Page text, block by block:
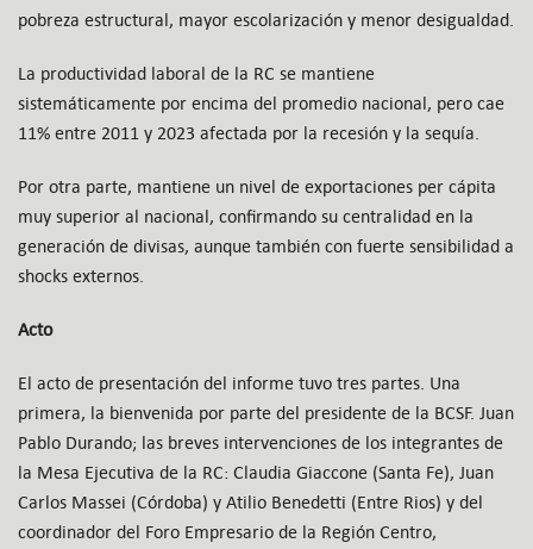
pobreza estructural, mayor escolarización y menor desigualdad.
La productividad laboral de la RC se mantiene
sistemáticamente por encima del promedio nacional, pero cae
11% entre 2011 y 2023 afectada por la recesión y la sequía.
Por otra parte, mantiene un nivel de exportaciones per cápita
muy superior al nacional, confirmando su centralidad en la
generación de divisas, aunque también con fuerte sensibilidad a
shocks externos.
Acto
El acto de presentación del informe tuvo tres partes. Una
primera, la bienvenida por parte del presidente de la BCSF. Juan
Pablo Durando; las breves intervenciones de los integrantes de
la Mesa Ejecutiva de la RC: Claudia Giaccone (Santa Fe), Juan
Carlos Massei (Córdoba) y Atilio Benedetti (Entre Rios) y del
coordinador del Foro Empresario de la Región Centro,